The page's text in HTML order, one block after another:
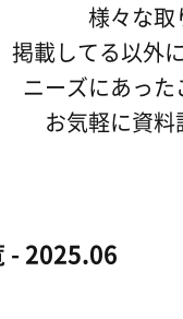
様々な取
掲載してる以外
ニーズにあった
お気軽に資料
- 2025.06